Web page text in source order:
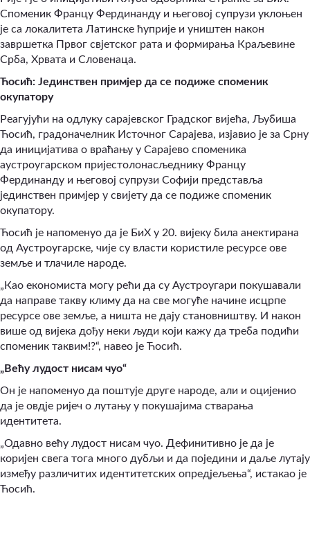
Споменик Францу Фердинанду и његовој супрузи уклоњен
је са локалитета Латинске ћуприје и уништен након
завршетка Првог свјетског рата и формирања Краљевине
Срба, Хрвата и Словенаца.
Ћосић: Јединствен примјер да се подиже споменик
окупатору
Реагујући на одлуку сарајевског Градског вијећа, Љубиша
Ћосић, градоначелник Источног Сарајева, изјавио је за Срну
да иницијатива о враћању у Сарајево споменика
аустроугарском пријестолонасљеднику Францу
Фердинанду и његовој супрузи Софији представља
јединствен примјер у свијету да се подиже споменик
окупатору.
Ћосић је напоменуо да је БиХ у 20. вијеку била анектирана
од Аустроугарске, чије су власти користиле ресурсе ове
земље и тлачиле народе.
„Као економиста могу рећи да су Аустроугари покушавали
да направе такву климу да на све могуће начине исцрпе
ресурсе ове земље, а ништа не дају становништву. И након
више од вијека дођу неки људи који кажу да треба подићи
споменик таквим!?“, навео је Ћосић.
„Већу лудост нисам чуо“
Он је напоменуо да поштује друге народе, али и оцијенио
да је овдје ријеч о лутању у покушајима стварања
идентитета.
„Одавно већу лудост нисам чуо. Дефинитивно је да је
коријен свега тога много дубљи и да поједини и даље лутају
између различитих идентитетских опредјељења“, истакао је
Ћосић.